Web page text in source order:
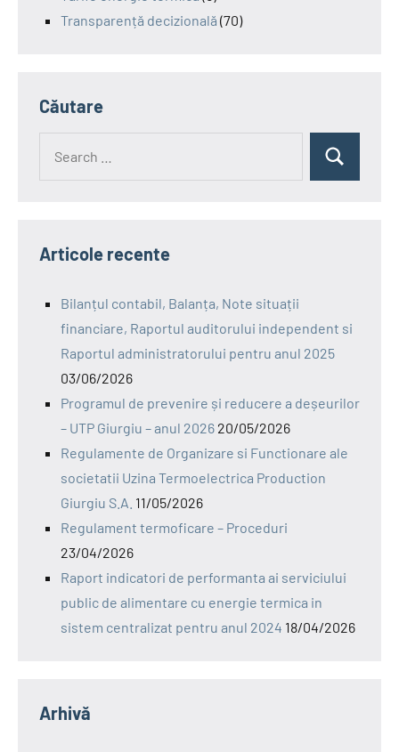
Transparență decizională (70)
Căutare
Search
Articole recente
Bilanțul contabil, Balanța, Note situații
financiare, Raportul auditorului independent si
Raportul administratorului pentru anul 2025
03/06/2026
Programul de prevenire și reducere a deșeurilor
– UTP Giurgiu – anul 2026 20/05/2026
Regulamente de Organizare si Functionare ale
societatii Uzina Termoelectrica Production
Giurgiu S.A. 11/05/2026
Regulament termoficare – Proceduri
23/04/2026
Raport indicatori de performanta ai serviciului
public de alimentare cu energie termica in
sistem centralizat pentru anul 2024 18/04/2026
Arhivă